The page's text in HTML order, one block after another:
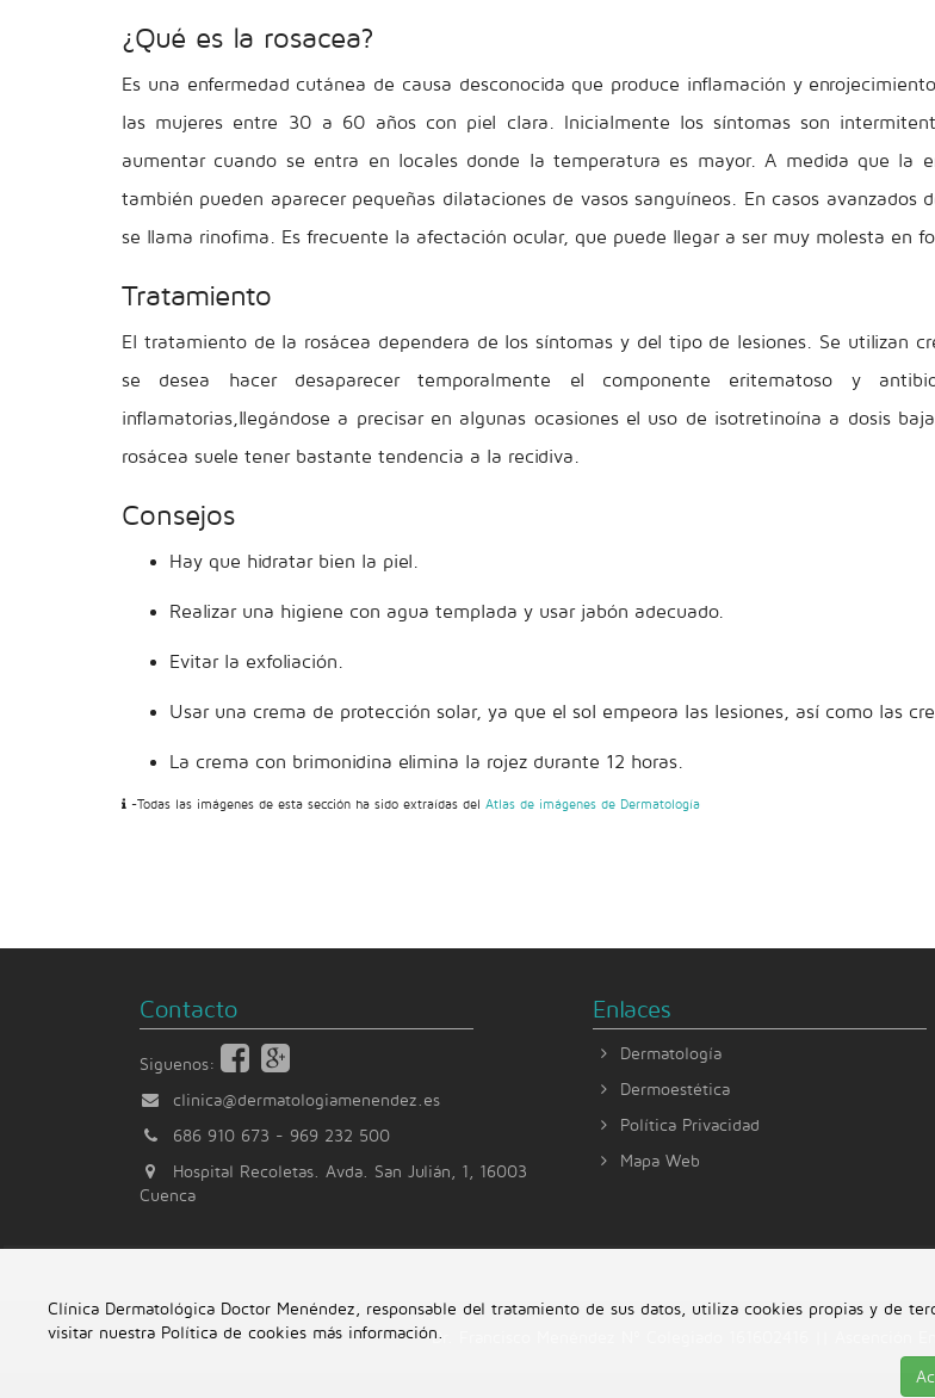
Clínica Dermatológica Doctor Menéndez, responsable del tratamiento de sus datos, utiliza cookies propias y de
visitar nuestra Política de cookies más información
¿Qué es la rosacea?
Es una enfermedad cutánea de causa desconocida que produce inflamación y
las mujeres entre 30 a 60 años con piel clara. Inicialmente los síntomas son
aumentar cuando se entra en locales donde la temperatura es mayor. A medida que la
también pueden aparecer pequeñas dilataciones de vasos sanguíneos. En casos
se llama rinofima. Es frecuente la afectación ocular, que puede llegar a ser muy molesta en
Tratamiento
El tratamiento de la rosácea dependera de los síntomas y del tipo de lesiones. Se utilizan
se desea hacer desaparecer temporalmente el componente eritematoso y
inflamatorias,llegándose a precisar en algunas ocasiones el uso de isotretinoína a dosis
rosácea suele tener bastante tendencia a la recidiva.
Consejos
Hay que hidratar bien la piel.
Realizar una higiene con agua templada y usar jabón adecuado.
Evitar la exfoliación.
Usar una crema de protección solar, ya que el sol empeora las lesiones, así como las
La crema con brimonidina elimina la rojez durante 12 horas.
-Todas las imágenes de esta sección ha sido extraídas del Atlas de imágenes de Dermatología
Contacto
Siguenos:
clinica@dermatologiamenendez.es
686 910 673 - 969 232 500
Hospital Recoletas. Avda. San Julián, 1, 16003
Cuenca
Enlaces
Dermatología
Dermoestética
Política Privacidad
Mapa Web
Dr. Francisco Menéndez Nº Colegiado 161602416 || Ascención